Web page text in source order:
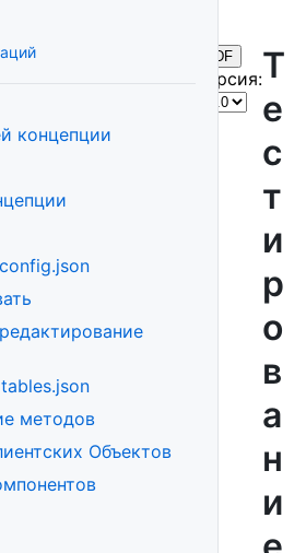
концепции
методов
Объектов
PDF
Версия:Т
е
с
т
и
р
о
в
а
н
и